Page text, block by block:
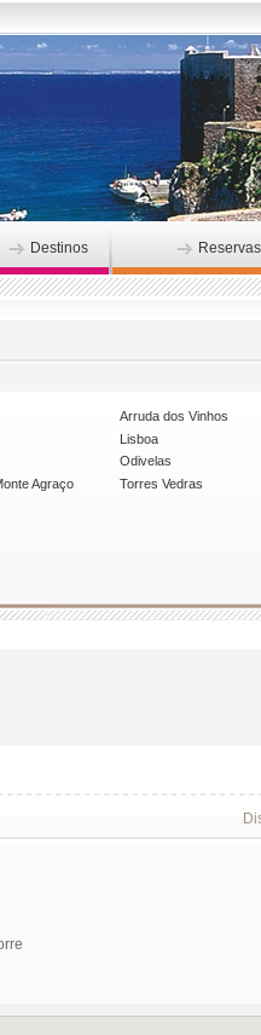
Destinos Reservas
Arruda dos Vinhos
Lisboa
Odivelas
Agraço Torres Vedras